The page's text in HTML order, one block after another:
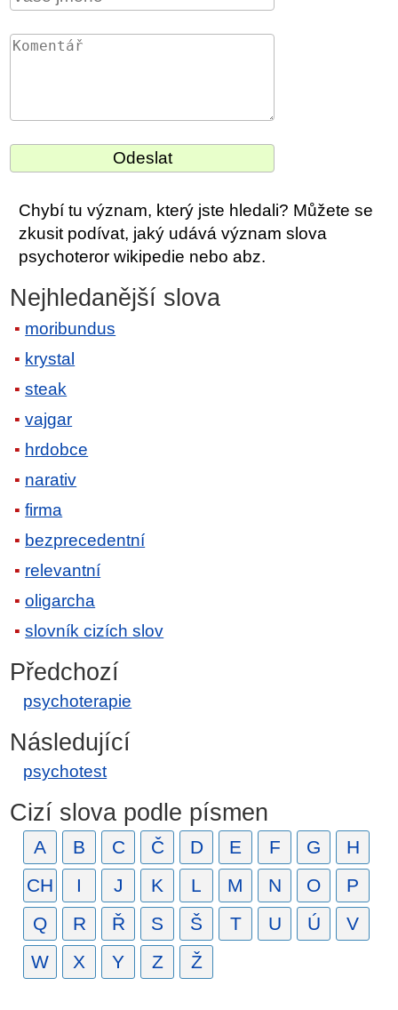
Chybí tu význam, který jste hledali? Můžete se
zkusit podívat, jaký udává význam slova
psychoteror wikipedie nebo abz.
Nejhledanější slova
moribundus
krystal
steak
vajgar
hrdobce
narativ
firma
bezprecedentní
relevantní
oligarcha
slovník cizích slov
Předchozí
psychoterapie
Následující
psychotest
Cizí slova podle písmen
A B C Č D E F G
H
CH
I J K L M N O
P
Q
R Ř S Š T U Ú
V
W
X Y Z Ž